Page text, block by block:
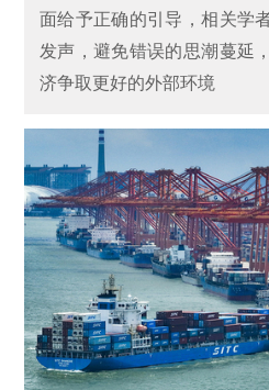
面给予正确的引导，相关学
发声，避免错误的思潮蔓延
济争取更好的外部环境